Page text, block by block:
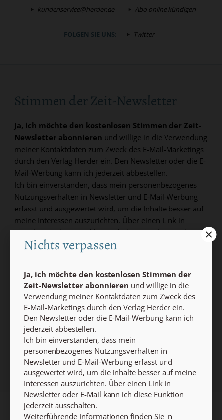
kundenservice@herder.de Abo online kündigen
FOLGEN SIE UNS: Twitter
Stimmen der Zeit-Newsletter
Ja, ich möchte den kostenlosen Stimmen der Zeit-
Newsletter abonnieren und willige in die Verwendung
meiner Kontaktdaten zum Zweck des E-Mail-Marketings
durch den Verlag Herder ein. Den Newsletter oder die E-
Mail-Werbung kann ich jederzeit abbestellen.
Ich bin einverstanden, dass mein personenbezogenes
Nutzungsverhalten in Newsletter und E-Mail-Werbung
erfasst und ausgewertet wird, um die Inhalte besser auf
meine Interessen auszurichten. Über einen Link in
Newsletter oder E-Mail kann ich diese Funktion jederzeit
ausschalten.
Weiterführende Informationen finden Sie in unseren
E-MAIL
Jetzt anmelden
AGB und Widerrufsbelehrung Datenschutz
Nichts verpassen
Ja, ich möchte den kostenlosen Stimmen der
Zeit-Newsletter abonnieren und willige in die
Verwendung meiner Kontaktdaten zum Zweck des
E-Mail-Marketings durch den Verlag Herder ein.
Den Newsletter oder die E-Mail-Werbung kann ich
jederzeit abbestellen.
Ich bin einverstanden, dass mein
personenbezogenes Nutzungsverhalten in
Newsletter und E-Mail-Werbung erfasst und
ausgewertet wird, um die Inhalte besser auf meine
Interessen auszurichten. Über einen Link in
Newsletter oder E-Mail kann ich diese Funktion
jederzeit ausschalten.
Weiterführende Informationen finden Sie in